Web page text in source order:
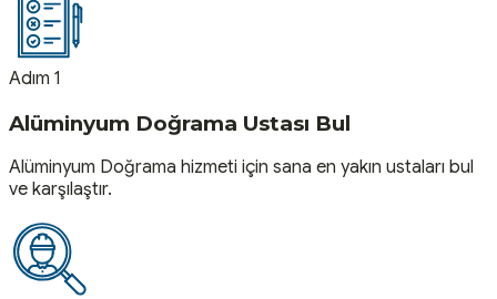
Adım 1
Alüminyum Doğrama Ustası Bul
Alüminyum Doğrama hizmeti için sana en yakın ustaları bul
ve karşılaştır.